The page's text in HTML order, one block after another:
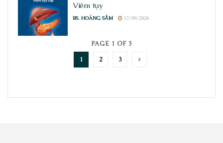
Viêm tụy
BS. HOÀNG SẦM 17/09/2024
PAGE 1 OF 3
1 2 3